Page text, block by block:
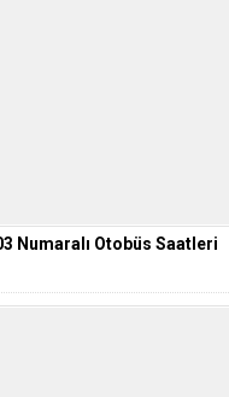
Numaralı Otobüs Saatleri